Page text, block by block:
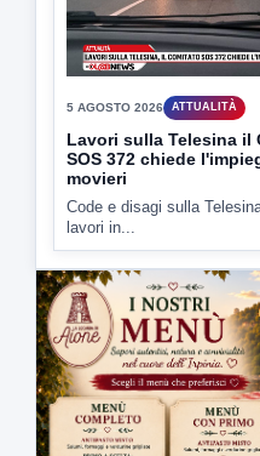
5 AGOSTO 2026 ATTUALITÀ
Lavori sulla Telesina il
SOS 372 chiede
Code e disagi sulla
lavori in...